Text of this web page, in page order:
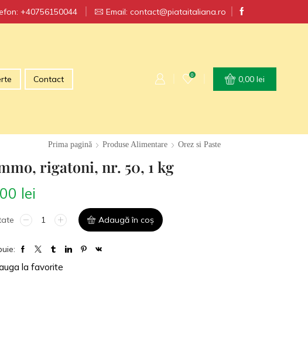
TRANSPORT GRATUIT la comenzi peste 250 lei
+40756150044 Email: contact@piataitaliana.ro
Contact 0 0,00lei
Prima pagină Produse Alimentare Orez si Paste
rigatoni, nr. 50, 1 kg
lei
Adaugă în coș
la favorite